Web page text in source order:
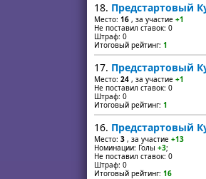
18. Предстартовый
Место: 16 , за участие +1
Не поставил ставок: 0
Штраф: 0
Итоговый рейтинг: 1
17. Предстартовый
Место: 24 , за участие +1
Не поставил ставок: 0
Штраф: 0
Итоговый рейтинг: 1
16. Предстартовый
Место: 3 , за участие +13
Номинации: Голы +3;
Не поставил ставок: 0
Штраф: 0
Итоговый рейтинг: 16